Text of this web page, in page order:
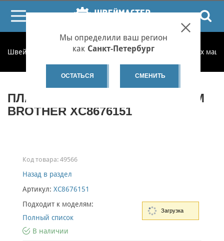
Мы определили ваш регион
как Санкт-Петербург
ОСТАТЬСЯ СМЕНИТЬ
Швеймастер Запчасти Запчасти для бытовых швейных
ПЛАТА УПРАВЛЕНИЯ ДИСПЛЕЕМ
BROTHER XC8676151
Код товара: 49566
Назад в раздел
Артикул: XC8676151
Подходит к моделям:
Полный список
В наличии
Загрузка